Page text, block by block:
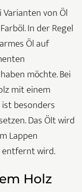
von Öl
In der Regel
Öl auf
möchte. Bei
mit einem
besonders
Das Ölt wird
Lappen
entfernt wird.
Holz